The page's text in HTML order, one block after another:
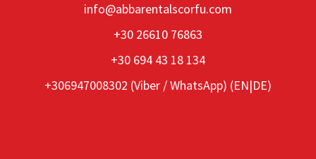
info@abbarentalscorfu.com
+30 26610 76863
+30 694 43 18 134
+306947008302 (Viber /WhatsApp) (EN|DE)